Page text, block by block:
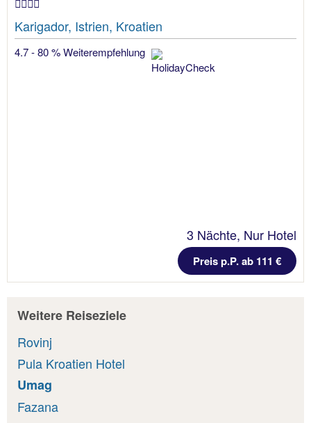
Karigador, Istrien, Kroatien
4.7 - 80 % Weiterempfehlung
3 Nächte, Nur Hotel
Preis p.P. ab 111 €
Weitere Reiseziele
Rovinj
Pula Kroatien Hotel
Umag
Fazana